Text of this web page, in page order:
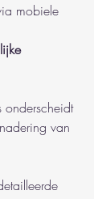
mobiele
onderscheidt
van